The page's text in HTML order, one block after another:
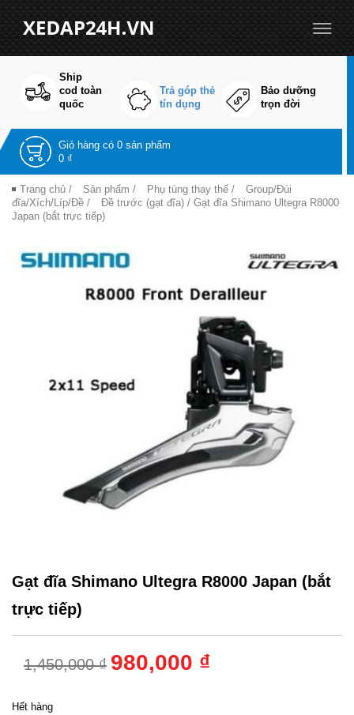
Ship
cod toàn
quốc
Trả góp thẻ
tín dụng
Bảo dưỡng
trọn đời
Giỏ hàng có 0 sản phẩm
0 ₫
Trang chủ / Sản phẩm / Phụ tùng thay thế /
Group/Đùi
đĩa/Xích/Líp/Đề / Đề trước (gạt đĩa) / Gạt đĩa Shimano Ultegra R8000
Japan (bắt trực tiếp)
Gạt đĩa Shimano Ultegra R8000 Japan (bắt
trực tiếp)
1,450,000 ₫ 980,000 ₫
Hết hàng